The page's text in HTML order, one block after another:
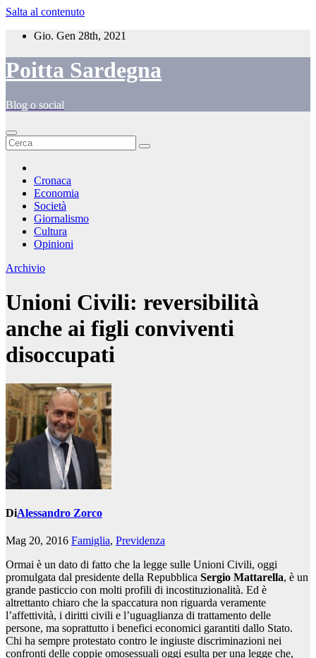
Salta al contenuto
Gio. Gen 28th, 2021
Poitta Sardegna
Blog o social
Cronaca
Economia
Società
Giornalismo
Cultura
Opinioni
Archivio
Unioni Civili: reversibilità
anche ai figli conviventi
disoccupati
DiAlessandro Zorco
Mag 20, 2016 Famiglia, Previdenza
Ormai è un dato di fatto che la legge sulle Unioni Civili, oggi
promulgata dal presidente della Repubblica Sergio Mattarella, è un
grande pasticcio con molti profili di incostituzionalità. Ed è
altrettanto chiaro che la spaccatura non riguarda veramente
l’affettività, i diritti civili e l’uguaglianza di trattamento delle
persone, ma soprattutto i benefici economici garantiti dallo Stato.
Chi ha sempre protestato contro le ingiuste discriminazioni nei
confronti delle coppie omosessuali oggi esulta per una legge che,